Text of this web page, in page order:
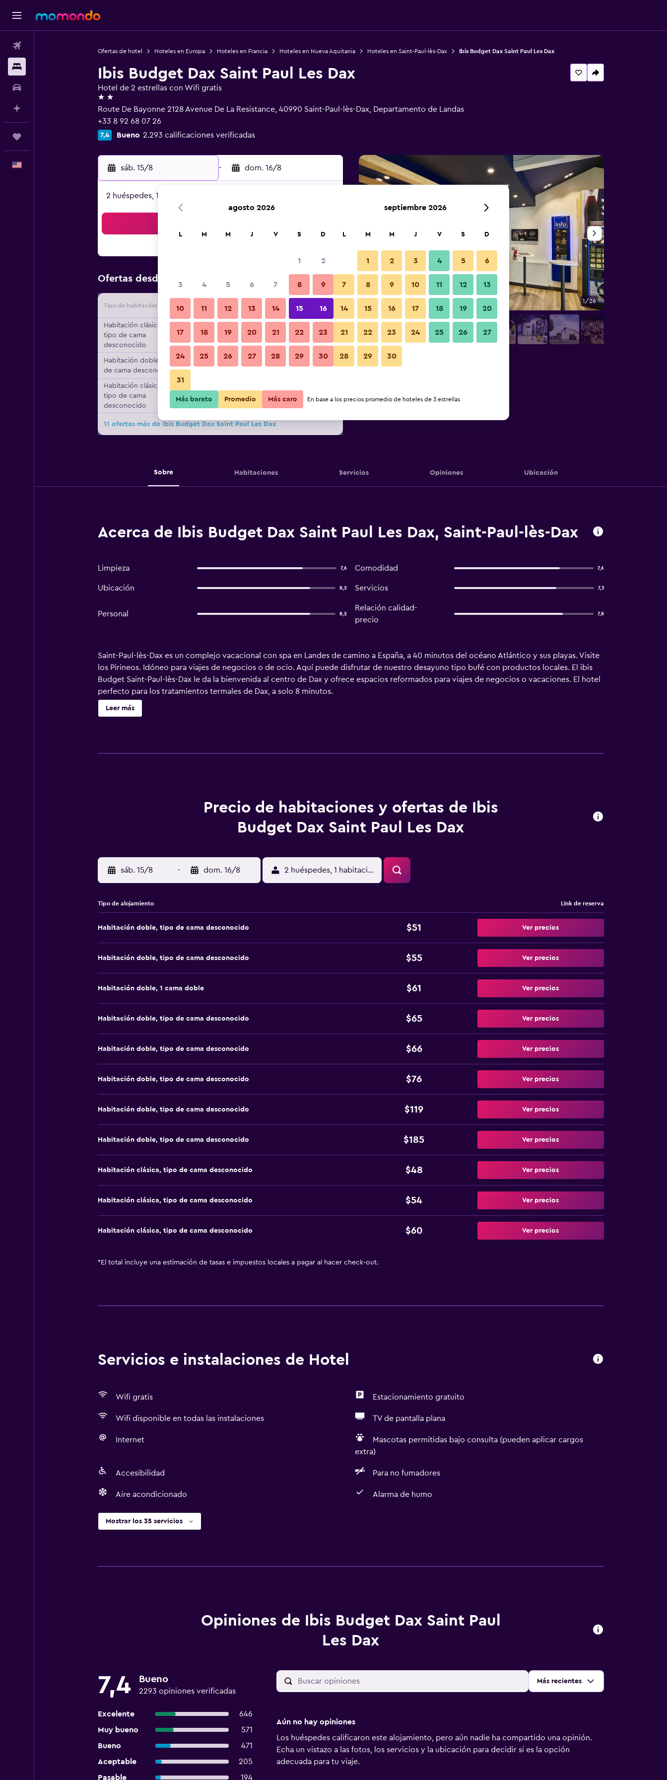
Ofertas de hotel Hoteles en Europa Hoteles en Francia Hoteles en Nueva Aquitania Hoteles en Saint-Paul-lès-Dax Ibis Budget Dax Saint Paul Les Dax
Ibis Budget Dax Saint Paul Les Dax
Hotel de 2 estrellas con Wifi gratis
2 estrellas
Route De Bayonne 2128 Avenue De La Resistance, 40990 Saint-Paul-lès-Dax, Departamento de Landas
+33 8 92 68 07 26
7,4 Bueno 2.293 calificaciones verificadas
sáb. 15/8 - dom. 16/8
2 huéspedes, 1 habitación
Ofertas desde Oferta más barata de precio por noche
Tipo de habitación Proveedor Total noche
Habitación clásica,
tipo de cama
desconocido
$48 Ver oferta
Habitación doble, tipo
de cama desconocido
$51 Ver oferta
Habitación clásica,
tipo de cama
desconocido
$54 Ver oferta
11 ofertas más de Ibis Budget Dax Saint Paul Les Dax
Edificio 1/26
Fotos
Sobre Habitaciones Servicios Opiniones Ubicación
Acerca de Ibis Budget Dax Saint Paul Les Dax, Saint-Paul-lès-Dax
Limpieza 7,6 Comodidad 7,6
Ubicación 8,2 Servicios 7,3
Personal 8,2
Relación calidad-
precio
7,8
Saint-Paul-lès-Dax es un complejo vacacional con spa en Landes de camino a España, a 40 minutos del océano Atlántico y sus playas. Visite
los Pirineos. Idóneo para viajes de negocios o de ocio. Aquí puede disfrutar de nuestro desayuno tipo bufé con productos locales. El ibis
Budget Saint-Paul-lès-Dax le da la bienvenida al centro de Dax y ofrece espacios reformados para viajes de negocios o vacaciones. El hotel
perfecto para los tratamientos termales de Dax, a solo 8 minutos.
Leer más
Precio de habitaciones y ofertas de Ibis
Budget Dax Saint Paul Les Dax
sáb. 15/8 - dom. 16/8 2 huéspedes, 1 habitación
Tipo de alojamiento Link de reserva
Habitación doble, tipo de cama desconocido $51 Ver precios
Habitación doble, tipo de cama desconocido $55 Ver precios
Habitación doble, 1 cama doble $61 Ver precios
Habitación doble, tipo de cama desconocido $65 Ver precios
Habitación doble, tipo de cama desconocido $66 Ver precios
Habitación doble, tipo de cama desconocido $76 Ver precios
Habitación doble, tipo de cama desconocido $119 Ver precios
Habitación doble, tipo de cama desconocido $185 Ver precios
Habitación clásica, tipo de cama desconocido $48 Ver precios
Habitación clásica, tipo de cama desconocido $54 Ver precios
Habitación clásica, tipo de cama desconocido $60 Ver precios
* El total incluye una estimación de tasas e impuestos locales a pagar al hacer check-out.
Servicios e instalaciones de Hotel
Wifi gratis Estacionamiento gratuito
Wifi disponible en todas las instalaciones TV de pantalla plana
Internet
Mascotas permitidas bajo consulta (pueden aplicar cargos
extra)
Accesibilidad Para no fumadores
Aire acondicionado Alarma de humo
Mostrar los 35 servicios
Opiniones de Ibis Budget Dax Saint Paul
Les Dax
7,4 Bueno
2293 opiniones verificadas
Excelente
646
Muy bueno
571
Bueno
471
Aceptable
205
Pasable
194
Ordenar por:
Más recientes
Aún no hay opiniones
Los huéspedes calificaron este alojamiento, pero aún nadie ha compartido una opinión.
Echa un vistazo a las fotos, los servicios y la ubicación para decidir si es la opción
adecuada para tu viaje.
agosto 2026
L M M J V S D
1 2
3 4 5 6 7 8 9
10 11 12 13 14 15 16
17 18 19 20 21 22 23
24 25 26 27 28 29 30
31
septiembre 2026
L M M J V S D
1 2 3 4 5 6
7 8 9 10 11 12 13
14 15 16 17 18 19 20
21 22 23 24 25 26 27
28 29 30
Más barato Promedio Más caro En base a los precios promedio de hoteles de 3 estrellas